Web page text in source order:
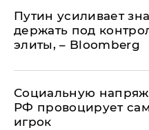
Путин усиливает
держать под
элиты, – Bloomberg
Социальную
РФ провоцирует
игрок